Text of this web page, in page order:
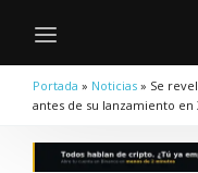
Portada » Noticias » Se
antes de su lanzamiento en